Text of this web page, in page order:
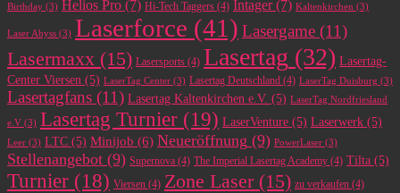
Birthday (3) Helios Pro (7) Hi-Tech Taggers (4) Intager(7) Kaltenkirchen (3)
Laser Abyss (3) Laserforce (41) Lasergame (11)
Lasermaxx (15) Lasersports (4) Lasertag (32) Lasertag-
Center Viersen (5) LaserTag Center (3) Lasertag Deutschland (4) LaserTag Duisburg (3)
Lasertagfans (11) Lasertag Kaltenkirchen e.V. (5) LaserTag Nordfriesland
e.V (3) Lasertag Turnier (19) LaserVenture (5) Laserwerk (5)
Leer (3) LTC (5) Minijob (6) Neueröffnung (9) PowerLaser (3)
Stellenangebot (9) Supernova (4) The Imperial Lasertag Academy (4) Tilta (5)
Turnier (18) Viersen (4) Zone Laser(15) zu verkaufen (4)